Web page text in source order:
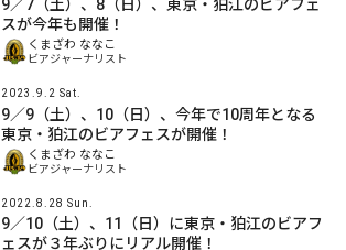
9／7（土）、8（日）、東京・狛江のビアフェ
スが今年も開催！
くまざわ ななこ
ビアジャーナリスト
2023.9.2 Sat.
9／9（土）、10（日）、今年で10周年となる
東京・狛江のビアフェスが開催！
くまざわ ななこ
ビアジャーナリスト
2022.8.28 Sun.
9／10（土）、11（日）に東京・狛江のビアフ
ェスが３年ぶりにリアル開催！